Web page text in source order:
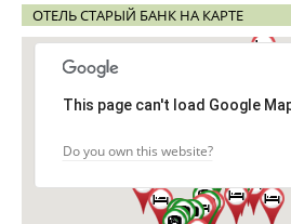
ОТЕЛЬ СТАРЫЙ БАНК НА КАРТЕ
This page can't load Google
Do you own this website?